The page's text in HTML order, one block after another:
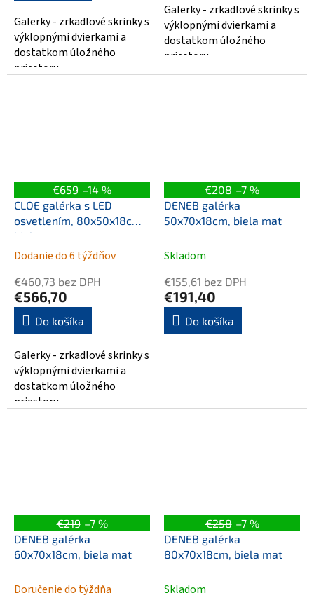
Galerky - zrkadlové skrinky s
výklopnými dvierkami a
dostatkom úložného
priestoru
5
hviezdičiek.
Galerky - zrkadlové skrinky s
výklopnými dvierkami a
dostatkom úložného
priestoru
€659 –14 %
CLOE galérka s LED
osvetlením, 80x50x18cm,
biela
Dodanie do 6 týždňov
€460,73 bez DPH
€566,70
Do košíka
Galerky - zrkadlové skrinky s
výklopnými dvierkami a
dostatkom úložného
priestoru
€208 –7 %
DENEB galérka
50x70x18cm, biela mat
Skladom
€155,61 bez DPH
€191,40
Do košíka
€219 –7 %
DENEB galérka
60x70x18cm, biela mat
Doručenie do týždňa
€258 –7 %
DENEB galérka
80x70x18cm, biela mat
Skladom